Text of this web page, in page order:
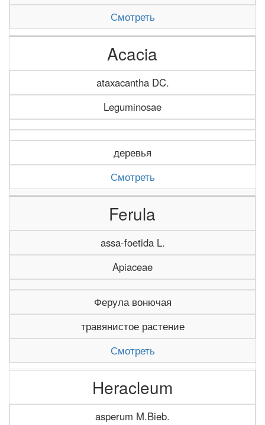
Смотреть
Acacia
ataxacantha DC.
Leguminosae
деревья
Смотреть
Ferula
assa-foetida L.
Apiaceae
Ферула вонючая
травянистое растение
Смотреть
Heracleum
asperum M.Bieb.